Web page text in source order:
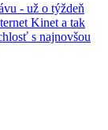
- už o týždeň
Kinet a tak
s najnovšou